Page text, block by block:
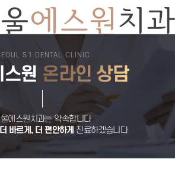
의료진소개
둘러보기
진료시간
서울에스원 특별함
디지털 치과 진료
자연치아 보존원칙
검증된 재료
쾌적한 진료환경
S1 DENTAL CLINIC
원 온라인 상담
에스원치과는 약속합니다
바르게, 더 편안하게진료하겠습니다